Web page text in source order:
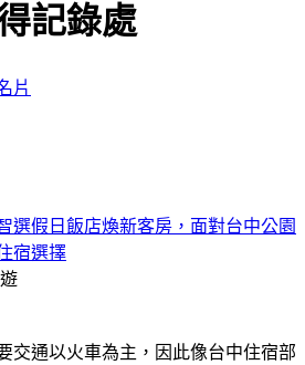
記錄處
片
選假日飯店煥新客房，面對台中公園
宿選擇
交通以火車為主，因此像台中住宿部